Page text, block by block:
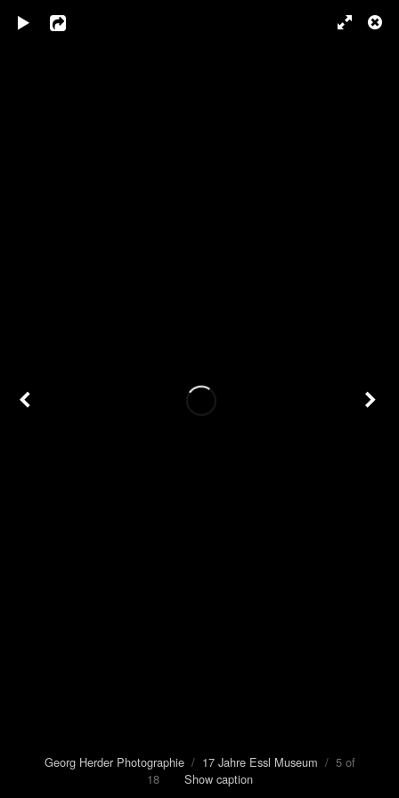
Georg Herder Photographie/ 17 Jahre Essl Museum / 5 of
18 Show caption